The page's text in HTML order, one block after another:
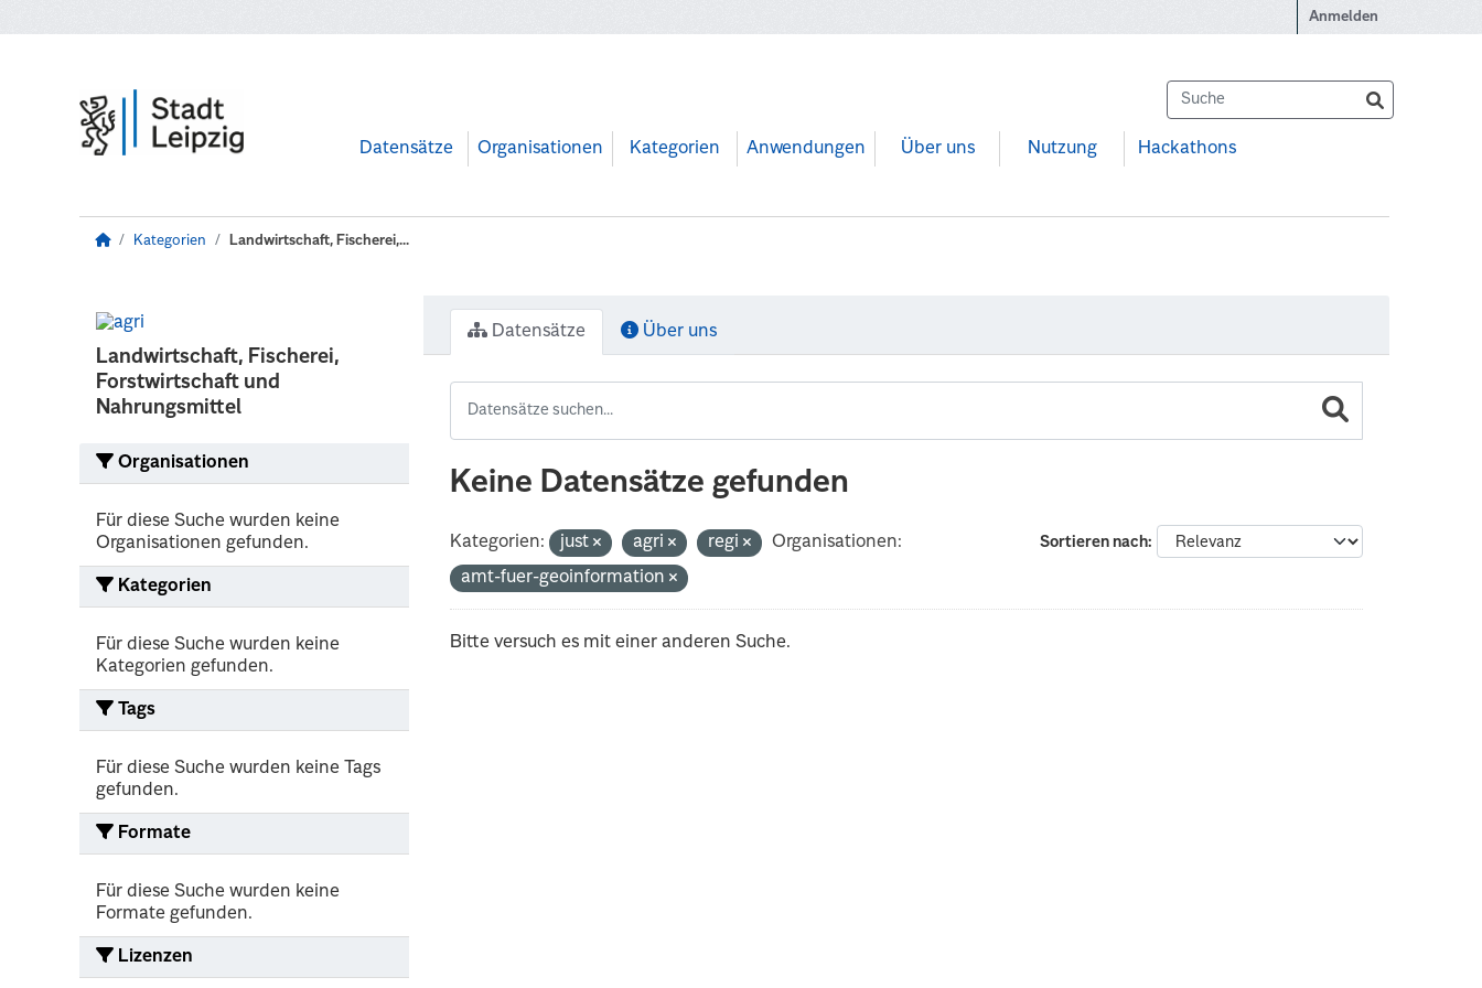
Anmelden
Datensätze Organisationen Kategorien Anwendungen Über uns Nutzung Hackathons
Kategorien Landwirtschaft, Fischerei,...
Landwirtschaft, Fischerei,
Forstwirtschaft und
Nahrungsmittel
Organisationen
Für diese Suche wurden keine
Organisationen gefunden.
Kategorien
Für diese Suche wurden keine
Kategorien gefunden.
Tags
Für diese Suche wurden keine Tags
gefunden.
Formate
Für diese Suche wurden keine
Formate gefunden.
Lizenzen
Datensätze Über uns
Keine Datensätze gefunden
Sortieren nach
Kategorien: just agri regi
Organisationen:
amt-fuer-geoinformation
Bitte versuch es mit einer anderen Suche.